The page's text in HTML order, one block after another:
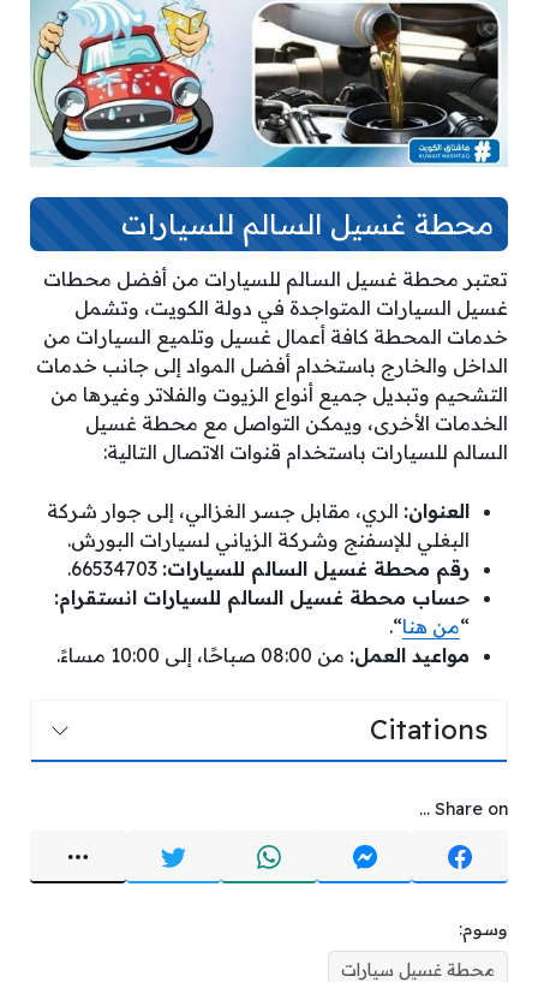
محطة غسيل السالم للسيارات
تعتبر محطة غسيل السالم للسيارات من أفضل محطات
غسيل السيارات المتواجدة في دولة الكويت، وتشمل
خدمات المحطة كافة أعمال غسيل وتلميع السيارات من
الداخل والخارج باستخدام أفضل المواد إلى جانب خدمات
التشحيم وتبديل جميع أنواع الزيوت والفلاتر وغيرها من
الخدمات الأخرى، ويمكن التواصل مع محطة غسيل
السالم للسيارات باستخدام قنوات الاتصال التالية:
العنوان: الري، مقابل جسر الغزالي، إلى جوار شركة
البغلي للإسفنج وشركة الزياني لسيارات البورش.
رقم محطة غسيل السالم للسيارات:
حساب محطة غسيل السالم للسيارات انستقرام:
“من هنا“.
مواعيد العمل: من 08:00 صباحًا، إلى 10:00 مساءً.
Citations
Share on ...
وسوم:
محطة غسيل سيارات